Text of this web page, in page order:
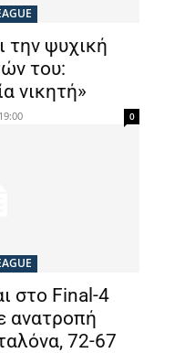
την ψυχική
του:
νικητή»
0
στο Final-4
ανατροπή
72-67